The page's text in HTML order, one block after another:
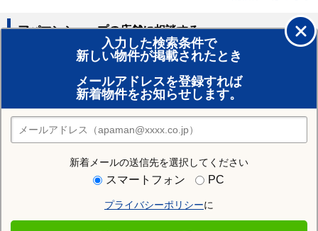
入力した検索条件で
新しい物件が掲載されたとき
メールアドレスを登録すれば
新着物件をお知らせします。
新着メールの送信先を選択してください
スマートフォン PC
プライバシーポリシーに
アパマンショップの店舗に相談する
賃貸のプロがお部屋探し！
おまかせ物件リクエスト
住みたい街の店舗を探す
店舗検索
住む街研究所で新潟市東区の情報を見る